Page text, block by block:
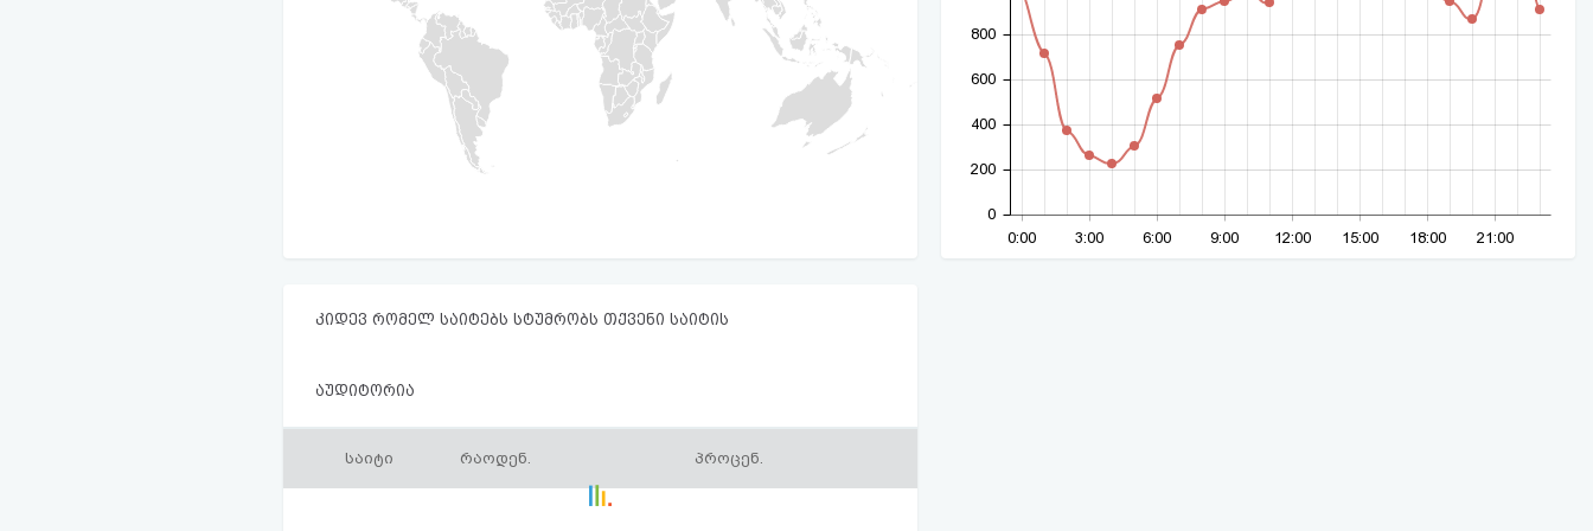
0:00 3:00 6:00 9:00 12:00 15:00 18:00 21:00
0
200
400
600
800
კიდევ რომელ საიტებს სტუმრობს თქვენი საიტის
აუდიტორია
საიტი რაოდენ. პროცენ.